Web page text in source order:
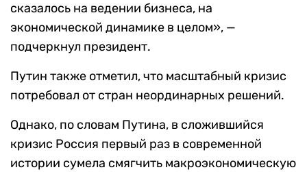
сказалось на ведении бизнеса, на
экономической динамике в целом», —
подчеркнул президент.
Путин также отметил, что масштабный кризис
потребовал от стран неординарных решений.
Однако, по словам Путина, в сложившийся
кризис Россия первый раз в современной
истории сумела смягчить макроэкономическую